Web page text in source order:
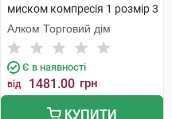
миском компресія 1 розмір 3
бежевий 1 пара
Алком Торговий дім
Є в наявності
від 1481.00 грн
КУПИТИ